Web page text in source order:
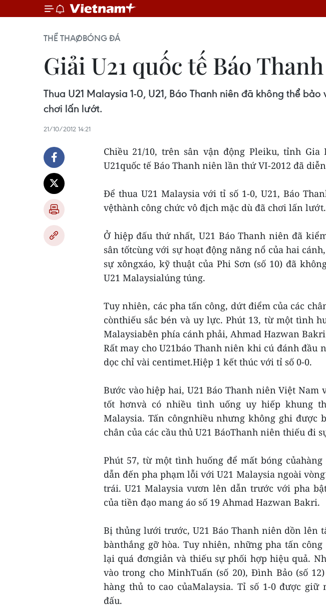
THỂ THAOBÓNG ĐÁ
Giải U21 quốc tế Báo
Thua U21 Malaysia 1-0, U21, Báo Thanh niên đã không thể
chơi lấn lướt.
21/10/2012 14:21
Chiều 21/10, trên sân vận động Pleiku, tỉnh Gia
U21quốc tế Báo Thanh niên lần thứ VI-2012 đã
Để thua U21 Malaysia với tỉ số 1-0, U21, Báo
vệthành công chức vô địch mặc dù đã chơi lấn lướt.
Ở hiệp đấu thứ nhất, U21 Báo Thanh niên đã
sân tốtcùng với sự hoạt động năng nổ của hai
sự xôngxáo, kỹ thuật của Phi Sơn (số 10) đã
U21 Malaysialúng túng.
Tuy nhiên, các pha tấn công, dứt điểm của các
cònthiếu sắc bén và uy lực. Phút 13, từ một tình
Malaysiabên phía cánh phải, Ahmad Hazwan Bakri
Rất may cho U21báo Thanh niên khi cú đánh đầu
dọc chỉ vài centimet.Hiệp 1 kết thúc với tỉ số 0-0.
Bước vào hiệp hai, U21 Báo Thanh niên Việt Nam
tốt hơnvà có nhiều tình uống uy hiếp khung
Malaysia. Tấn côngnhiều nhưng không ghi được
chân của các cầu thủ U21 BáoThanh niên thiếu đi
Phút 57, từ một tình huống để mất bóng
dẫn đến pha phạm lỗi với U21 Malaysia ngoài
trái. U21 Malaysia vươn lên dẫn trước với pha
của tiền đạo mang áo số 19 Ahmad Hazwan Bakri.
Bị thủng lưới trước, U21 Báo Thanh niên dồn lên
bànthắng gỡ hòa. Tuy nhiên, những pha tấn công
lại quá đơngiản và thiếu sự phối hợp hiệu quả.
vào trong cho MinhTuấn (số 20), Đình Bảo (số
hàng thủ to cao củaMalaysia. Tỉ số 1-0 được giữ
đấu.